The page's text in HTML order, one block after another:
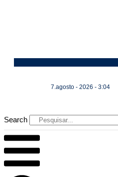
7.agosto - 2026 - 3:04
Search